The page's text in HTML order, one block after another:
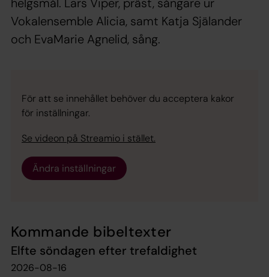
Vokalensemble Alicia, samt Katja Själander
och EvaMarie Agnelid, sång.
För att se innehållet behöver du acceptera kakor
för inställningar.
Se videon på Streamio i stället.
Ändra inställningar
Kommande bibeltexter
Elfte söndagen efter trefaldighet
2026-08-16